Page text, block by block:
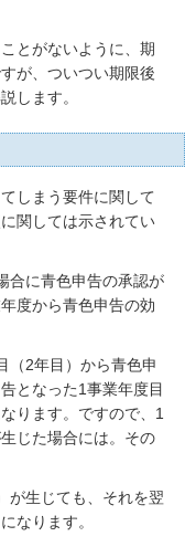
とがないように、期
が、ついつい期限後
します。
しまう要件に関して
関しては示されてい
合に青色申告の承認が
度から青色申告の効
（2年目）から青色申
となった1事業年度目
ります。ですので、1
じた場合には。その
が生じても、それを翌
なります。